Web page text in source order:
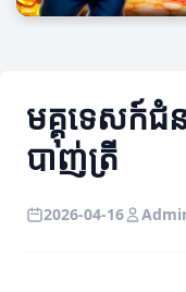
មគ្គុទេសក៍ជំ
បាញ់ត្រី
2026-04-16